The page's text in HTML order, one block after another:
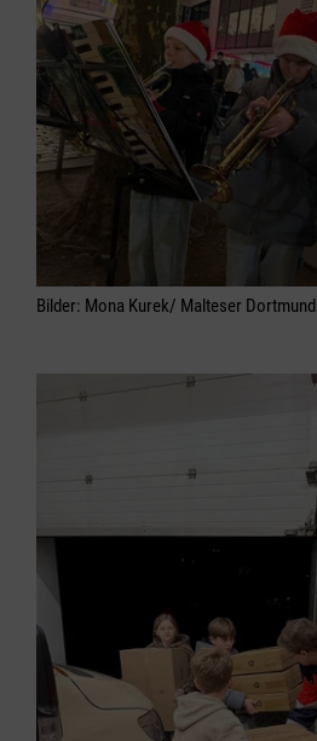
Bilder: Mona Kurek/ Malteser Dortmund